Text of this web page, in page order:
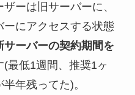
ーは旧サーバーに、
にアクセスする状態
サーバーの契約期間を
(最低1週間、推奨1ヶ
年残ってた)。